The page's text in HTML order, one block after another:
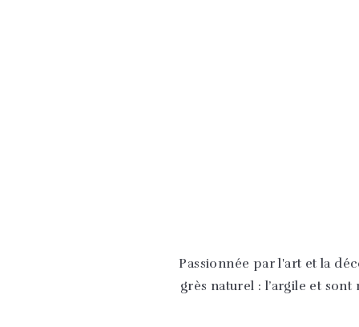
Passionnée par l'art et la
grès naturel : l’argile et